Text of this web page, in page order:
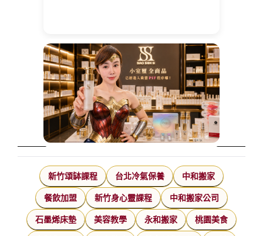
新竹頌缽課程 台北冷氣保養 中和搬家
餐飲加盟 新竹身心靈課程 中和搬家公司
石墨烯床墊 美容教學 永和搬家 桃園美食